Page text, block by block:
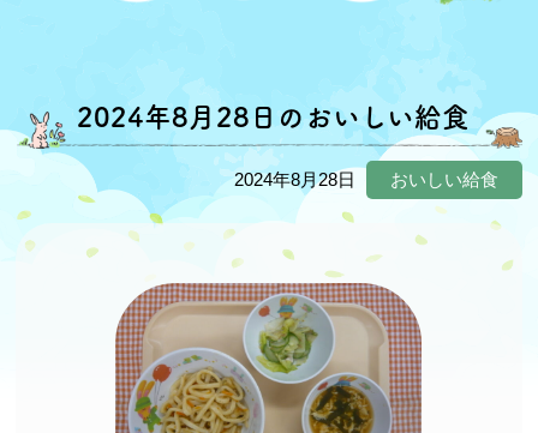
2024年8月28日のおいしい給食
2024年8月28日 おいしい給食